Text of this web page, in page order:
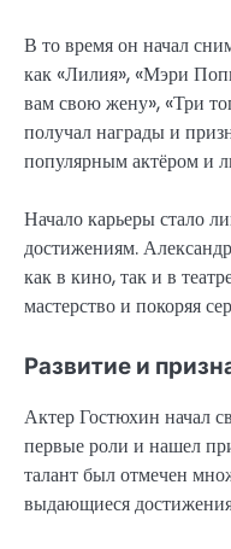
В то время он начал
как «Лилия», «Мэри
вам свою жену», «Три
получал награды и
популярным актёром и
Начало карьеры стало
достижениям.
как в кино, так и в
мастерство и покоряя
Развитие и
Актер Гостюхин начал
первые роли и нашел
талант был отмечен
выдающиеся